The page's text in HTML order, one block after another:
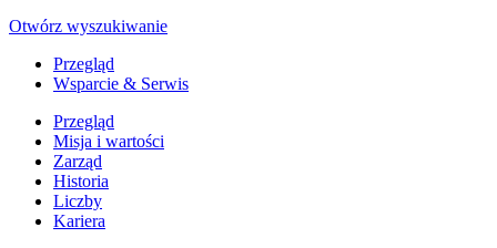
Otwórz wyszukiwanie
Przegląd
Wsparcie & Serwis
Przegląd
Misja i wartości
Zarząd
Historia
Liczby
Kariera